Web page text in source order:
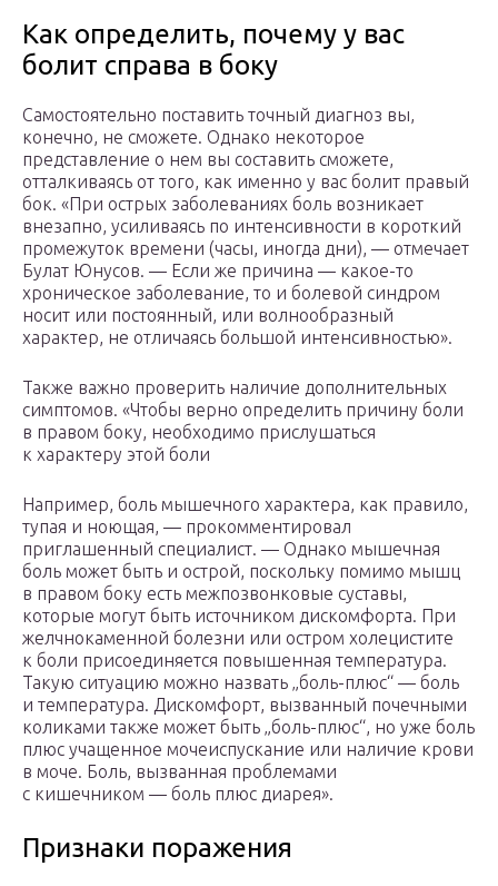
Как определить, почему у вас
болит справа в боку
Самостоятельно поставить точный диагноз вы,
конечно, не сможете. Однако некоторое
представление о нем вы составить сможете,
отталкиваясь от того, как именно у вас болит правый
бок. «При острых заболеваниях боль возникает
внезапно, усиливаясь по интенсивности в короткий
промежуток времени (часы, иногда дни), — отмечает
Булат Юнусов. — Если же причина — какое-то
хроническое заболевание, то и болевой синдром
носит или постоянный, или волнообразный
характер, не отличаясь большой интенсивностью».
Также важно проверить наличие дополнительных
симптомов. «Чтобы верно определить причину боли
в правом боку, необходимо прислушаться
к характеру этой боли
Например, боль мышечного характера, как правило,
тупая и ноющая, — прокомментировал
приглашенный специалист. — Однако мышечная
боль может быть и острой, поскольку помимо мышц
в правом боку есть межпозвонковые суставы,
которые могут быть источником дискомфорта. При
желчнокаменной болезни или остром холецистите
к боли присоединяется повышенная температура.
Такую ситуацию можно назвать „боль-плюс“ — боль
и температура. Дискомфорт, вызванный почечными
коликами также может быть „боль-плюс“, но уже боль
плюс учащенное мочеиспускание или наличие крови
в моче. Боль, вызванная проблемами
с кишечником — боль плюс диарея».
Признаки поражения